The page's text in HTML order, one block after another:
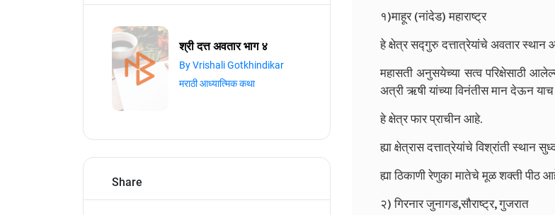
श्री दत्त अवतार भाग ४
By Vrishali Gotkhindikar
मराठी आध्यात्मिक कथा
Share
१)माहूर (नांदेड) महाराष्ट्र
हे क्षेत्र सद्गुरु दत्तात्रेयांचे अवतार स्थान
महासती अनुसयेच्या सत्व परिक्षेसाठी
अत्री ऋषी यांच्या विनंतीस मान देऊन याच
हे क्षेत्र फार प्राचीन आहे.
ह्या क्षेत्रास दत्तात्रेयांचे विश्रांती स्थान
ह्या ठिकाणी रेणुका मातेचे मूळ शक्ती पीठ
२) गिरनार जुनागड,सौराष्ट्र, गुजरात